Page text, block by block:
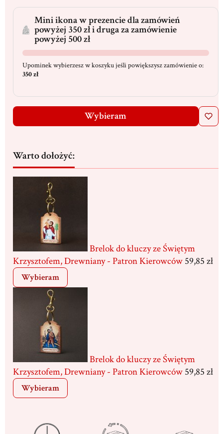
Mini ikona w prezencie dla zamówień
powyżej 350 zł i druga za zamówienie
powyżej 500 zł
Upominek wybierzesz w koszyku jeśli powiększysz zamówienie o:
350 zł
Wybieram
Warto dołożyć:
Brelok do kluczy ze Świętym
Krzysztofem, Drewniany - Patron Kierowców 59,85 zł
Wybieram
Brelok do kluczy ze Świętym
Krzysztofem, Drewniany - Patron Kierowców 59,85 zł
Wybieram